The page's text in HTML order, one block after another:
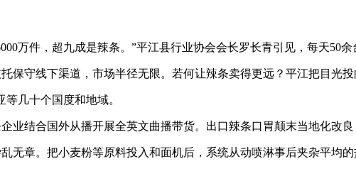
万件，超九成是辣条。”平江县行业协会会长罗长青引见，每天50余
守线下渠道，市场半径无限。若何让辣条卖得更远？平江把目光投
几十个国度和地域。
结合国外从播开展全英文曲播带货。出口辣条口胃颠末当地化改良
章。把小麦粉等原料投入和面机后，系统从动喷淋事后夹杂平均的